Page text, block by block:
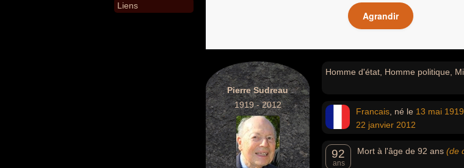
Liens
Agrandir
Pierre Sudreau
1919 - 2012
Homme d'état, Homme politique,
Francais , né le 13 mai 1919
22 janvier 2012
92
ans
Mort à l'âge de 92 ans (de